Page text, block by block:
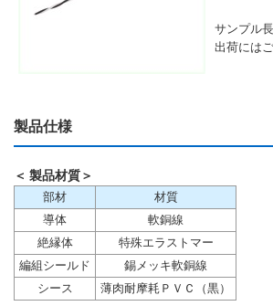
サンプル
出荷には
製品仕様
＜ 製品材質＞
部材
材質
導体
軟銅線
絶縁体
特殊エラストマー
編組シールド
錫メッキ軟銅線
シース
薄肉耐摩耗ＰＶＣ（黒）